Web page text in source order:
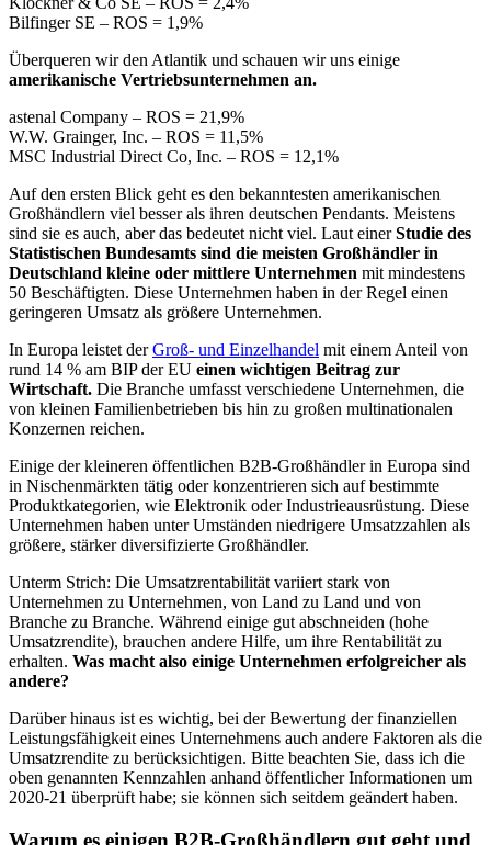
Bilfinger SE – ROS = 1,9%
Überqueren wir den Atlantik und schauen wir uns einige
amerikanische Vertriebsunternehmen an.
astenal Company – ROS = 21,9%
W.W. Grainger, Inc. – ROS = 11,5%
MSC Industrial Direct Co, Inc. – ROS = 12,1%
Auf den ersten Blick geht es den bekanntesten amerikanischen
Großhändlern viel besser als ihren deutschen Pendants. Meistens
sind sie es auch, aber das bedeutet nicht viel. Laut einerStudie des
Statistischen Bundesamts sind die meisten Großhändler in
Deutschland kleine oder mittlere Unternehmen mit mindestens
50 Beschäftigten. Diese Unternehmen haben in der Regel einen
geringeren Umsatz als größere Unternehmen.
In Europa leistet derGroß- und Einzelhandel mit einem Anteil von
rund 14 % am BIP der EU einen wichtigen Beitrag zur
Wirtschaft. Die Branche umfasst verschiedene Unternehmen, die
von kleinen Familienbetrieben bis hin zu großen multinationalen
Konzernen reichen.
Einige der kleineren öffentlichen B2B-Großhändler in Europa sind
in Nischenmärkten tätig oder konzentrieren sich auf bestimmte
Produktkategorien, wie Elektronik oder Industrieausrüstung. Diese
Unternehmen haben unter Umständen niedrigere Umsatzzahlen als
größere, stärker diversifizierte Großhändler.
Unterm Strich: Die Umsatzrentabilität variiert stark von
Unternehmen zu Unternehmen, von Land zu Land und von
Branche zu Branche. Während einige gut abschneiden (hohe
Umsatzrendite), brauchen andere Hilfe, um ihre Rentabilität zu
erhalten. Was macht also einige Unternehmen erfolgreicher als
andere?
Darüber hinaus ist es wichtig, bei der Bewertung der finanziellen
Leistungsfähigkeit eines Unternehmens auch andere Faktoren als die
Umsatzrendite zu berücksichtigen. Bitte beachten Sie, dass ich die
oben genannten Kennzahlen anhand öffentlicher Informationen um
2020-21 überprüft habe; sie können sich seitdem geändert haben.
Warum es einigen B2B-Großhändlern gut geht und